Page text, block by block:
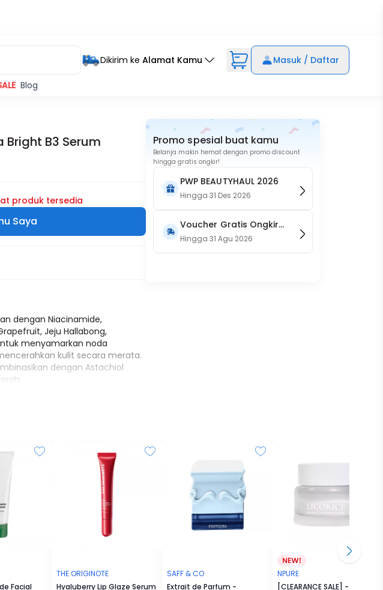
Dikirim ke Alamat Kamu Masuk / Daftar
Blog
Bright B3 Serum
produk tersedia
Saya
dengan Niacinamide,
Jeju Hallabong,
menyamarkan noda
kulit secara merata.
dengan Astachiol
Promo spesial buat kamu
Belanja makin hemat dengan promo discount
hingga gratis ongkir!
PWP BEAUTYHAUL 2026
Hingga31 Des 2026
Voucher Gratis Ongkir
15RB (Only on Website)
Hingga31 Agu 2026
Facial
THE ORIGINOTE
Hyaluberry Lip Glaze Serum
SAFF & CO
Extrait de Parfum -
NPURE
[CLEARANCE SALE] - Licorice